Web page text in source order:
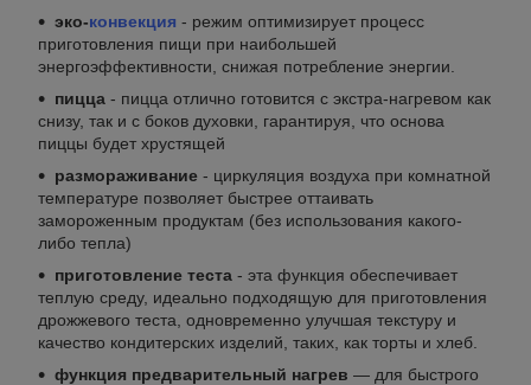
эко-конвекция - режим оптимизирует процесс
приготовления пищи при наибольшей
энергоэффективности, снижая потребление энергии.
пицца - пицца отлично готовится с экстра-нагревом как
снизу, так и с боков духовки, гарантируя, что основа
пиццы будет хрустящей
размораживание - циркуляция воздуха при комнатной
температуре позволяет быстрее оттаивать
замороженным продуктам (без использования какого-
либо тепла)
приготовление теста - эта функция обеспечивает
теплую среду, идеально подходящую для приготовления
дрожжевого теста, одновременно улучшая текстуру и
качество кондитерских изделий, таких, как торты и хлеб.
функция предварительный нагрев — для быстрого